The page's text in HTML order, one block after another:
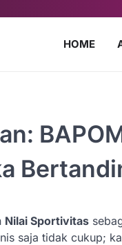
HOME
Nilai Sportivitas
saja tidak cukup;